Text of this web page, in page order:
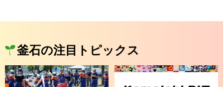
釜石の注目トピックス